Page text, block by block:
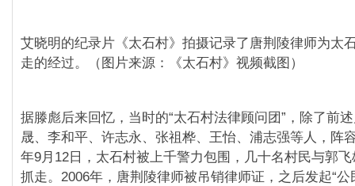
艾晓明的纪录片《太石村》拍摄记录了唐荆陵律师为太
走的经过。（图片来源：《太石村》视频截图）
据滕彪后来回忆，当时的“太石村法律顾问团”，除了前
晟、李和平、许志永、张祖桦、王怡、浦志强等人，阵
年9月12日，太石村被上千警力包围，几十名村民与郭
抓走。2006年，唐荆陵律师被吊销律师证，之后发起“公